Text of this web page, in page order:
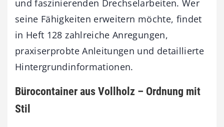
und faszinierenden Drechselarbeiten. Wer
seine Fähigkeiten erweitern möchte, findet
in Heft 128 zahlreiche Anregungen,
praxiserprobte Anleitungen und detaillierte
Hintergrundinformationen.
Bürocontainer aus Vollholz – Ordnung mit
Stil